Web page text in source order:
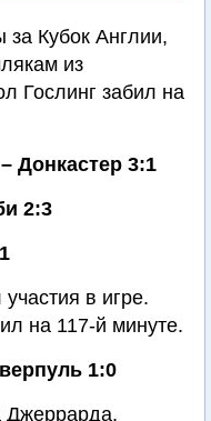
Кубок Англии,
из
Гослинг забил на
Донкастер 3:1
2:3
в игре.
на 117-й минуте.
1:0
Джеррарда,